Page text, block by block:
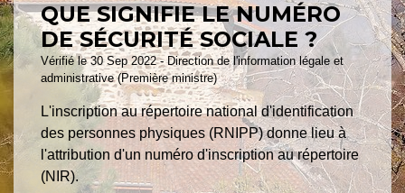
QUE SIGNIFIE LE NUMÉRO
DE SÉCURITÉ SOCIALE ?
Vérifié le 30 Sep 2022 - Direction de l'information légale et
administrative (Première ministre)
L'inscription au répertoire national d'identification
des personnes physiques (RNIPP) donne lieu à
l'attribution d'un numéro d'inscription au répertoire
(NIR).